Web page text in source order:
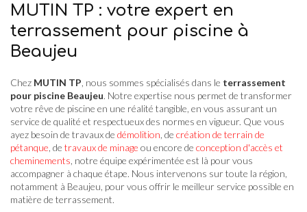
MUTIN TP : votre expert en
terrassement pour piscine à
Beaujeu
Chez MUTIN TP , nous sommes spécialisés dans le terrassement
pour piscine Beaujeu. Notre expertise nous permet de transformer
votre rêve de piscine en une réalité tangible, en vous assurant un
service de qualité et respectueux des normes en vigueur. Que vous
ayez besoin de travaux de démolition , de création de terrain de
pétanque , de travaux de minage ou encore de conception d'accès et
cheminements , notre équipe expérimentée est là pour vous
accompagner à chaque étape. Nous intervenons sur toute la région,
notamment à Beaujeu, pour vous offrir le meilleur service possible en
matière de terrassement.